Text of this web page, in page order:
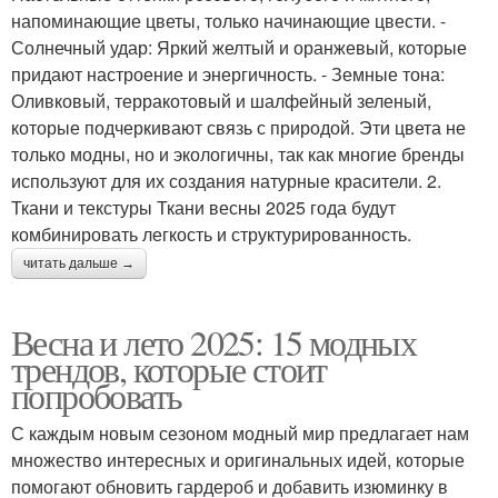
напоминающие цветы, только начинающие цвести. -
Солнечный удар: Яркий желтый и оранжевый, которые
придают настроение и энергичность. - Земные тона:
Оливковый, терракотовый и шалфейный зеленый,
которые подчеркивают связь с природой. Эти цвета не
только модны, но и экологичны, так как многие бренды
используют для их создания натурные красители. 2.
Ткани и текстуры Ткани весны 2025 года будут
комбинировать легкость и структурированность.
читать дальше →
Весна и лето 2025: 15 модных
трендов, которые стоит
попробовать
С каждым новым сезоном модный мир предлагает нам
множество интересных и оригинальных идей, которые
помогают обновить гардероб и добавить изюминку в